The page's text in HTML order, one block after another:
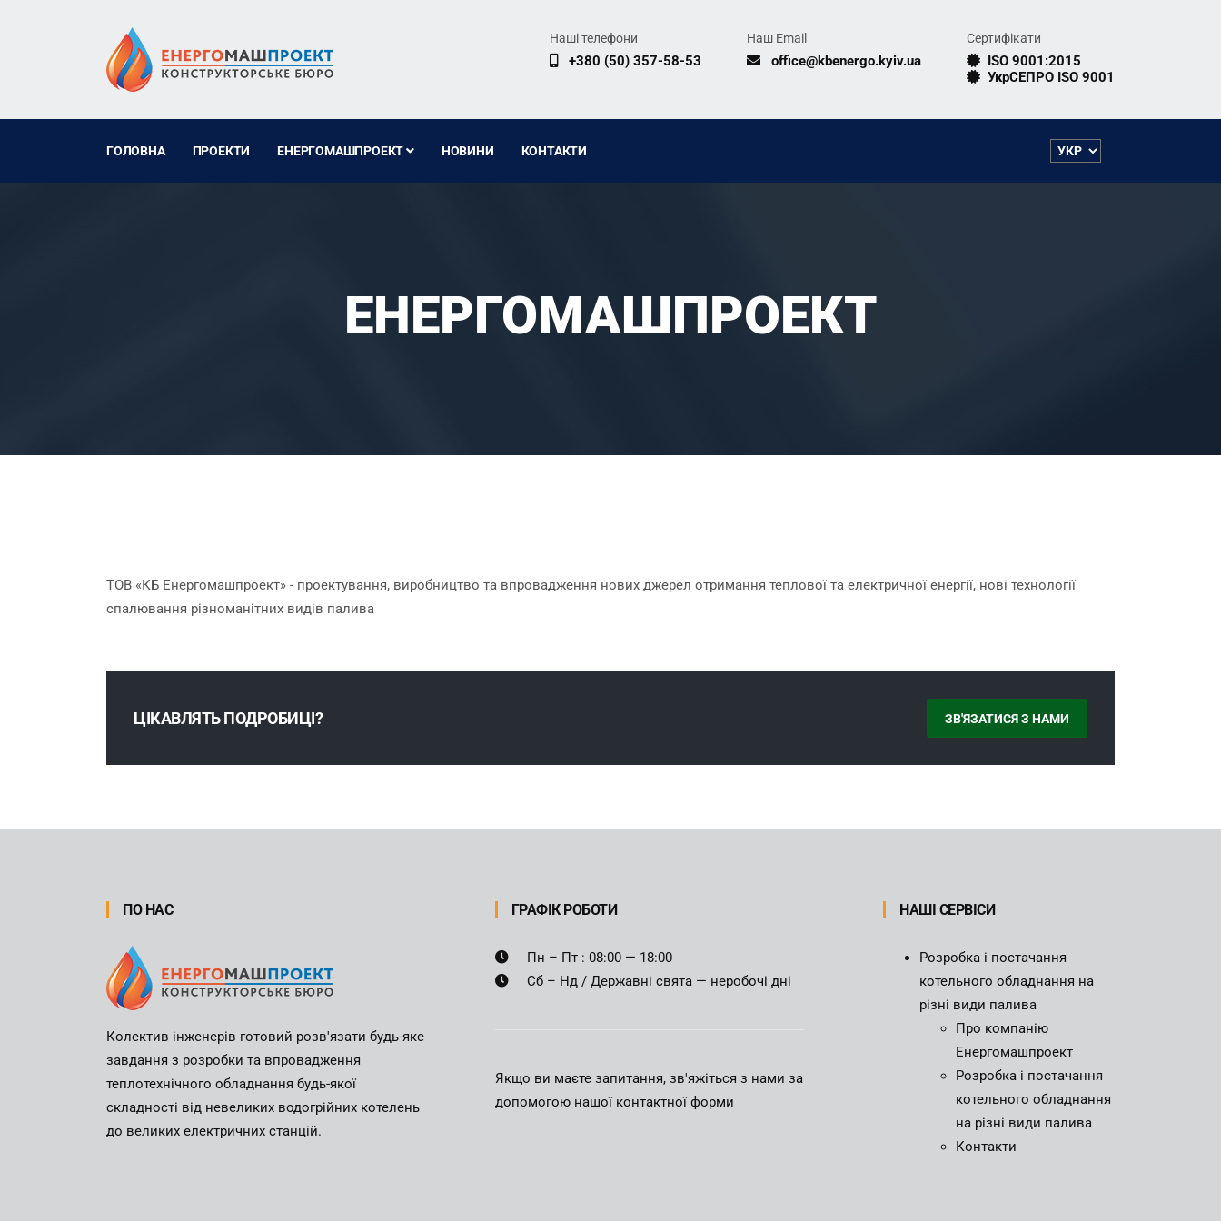
Наші телефони
+380 (50) 357-58-53
Наш Email
office@kbenergo.kyiv.ua
Сертифікати
ISO 9001:2015
УкрСЕПРО ISO 9001
ГОЛОВНА ПРОЕКТИ ЕНЕРГОМАШПРОЕКТ НОВИНИ КОНТАКТИ
ЕНЕРГОМАШПРОЕКТ
ТОВ «КБ Енергомашпроект» - проектування, виробництво та впровадження нових джерел отримання теплової та електричної енергії, нові технології
спалювання різноманітних видів палива
ЦІКАВЛЯТЬ ПОДРОБИЦІ? ЗВ'ЯЗАТИСЯ З НАМИ
ПО НАС
Колектив інженерів готовий розв'язати будь-яке
завдання з розробки та впровадження
теплотехнічного обладнання будь-якої
складності від невеликих водогрійних котелень
до великих електричних станцій.
ГРАФІК РОБОТИ
Пн – Пт : 08:00 — 18:00
Сб – Нд / Державні свята — неробочі дні
Якщо ви маєте запитання, зв'яжіться з нами за
допомогою нашої контактної форми
НАШІ СЕРВІСИ
Розробка і постачання
котельного обладнання на
різні види палива
Про компанію
Енергомашпроект
Розробка і постачання
котельного обладнання
на різні види палива
Контакти